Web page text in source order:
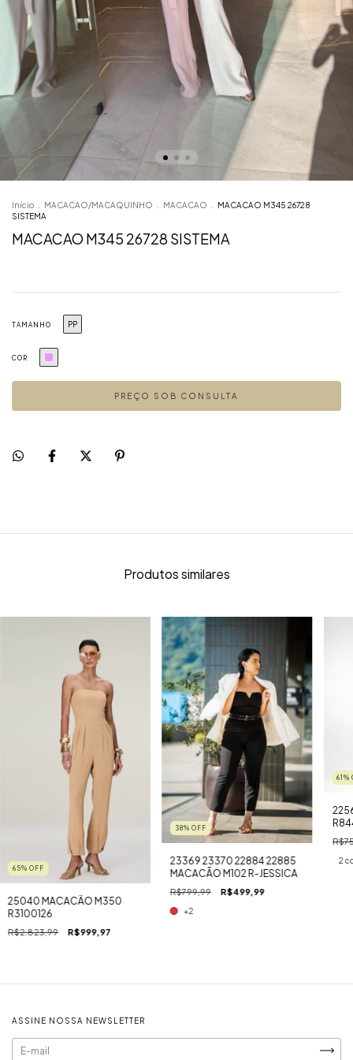
Início MACACAO/MACAQUINHO MACACAO
MACACAO M345 26728
SISTEMA
MACACAO M345 26728 SISTEMA
TAMANHO PP
COR
Produtos similares
65% OFF
25040 MACACÃO M350
R3100126
R$2.823,99 R$999,97
38% OFF
23369 23370 22884 22885
MACACÃO M102 R-JESSICA
R$799,99 R$499,99
+2
61%
2
ASSINE NOSSA NEWSLETTER